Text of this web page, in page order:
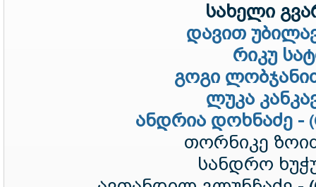
სახელი
დავით
რიკუ
გოგი
ლუკა
ანდრია დოხნაძე -
თორნიკე
სანდრო